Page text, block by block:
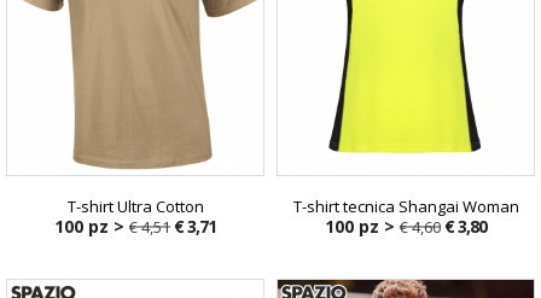
T-shirt Ultra Cotton
100 pz > € 4,51 € 3,71
T-shirt tecnica Shangai Woman
100 pz > € 4,60 € 3,80